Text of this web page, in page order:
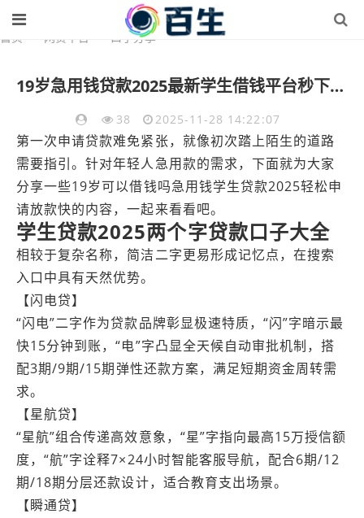
首页 网贷平台 口子分享
19岁急用钱贷款2025最新学生借钱平台秒下款申请轻松放款快
38 2025-11-28 14:22:07
第一次申请贷款难免紧张，就像初次踏上陌生的道路
需要指引。针对年轻人急用款的需求，下面就为大家
分享一些19岁可以借钱吗急用钱学生贷款2025轻松申
请放款快的内容，一起来看看吧。
学生贷款2025两个字贷款口子大全
相较于复杂名称，简洁二字更易形成记忆点，在搜索
入口中具有天然优势。
【闪电贷】
“闪电”二字作为贷款品牌彰显极速特质，“闪”字暗示最
快15分钟到账，“电”字凸显全天候自动审批机制，搭
配3期/9期/15期弹性还款方案，满足短期资金周转需
求。
【星航贷】
“星航”组合传递高效意象，“星”字指向最高15万授信额
度，“航”字诠释7×24小时智能客服导航，配合6期/12
期/18期分层还款设计，适合教育支出场景。
【瞬通贷】